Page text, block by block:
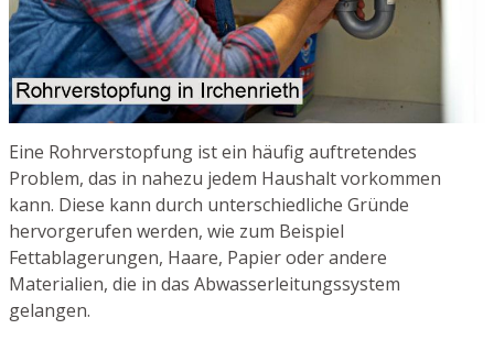
Eine Rohrverstopfung ist ein häufig auftretendes
Problem, das in nahezu jedem Haushalt vorkommen
kann. Diese kann durch unterschiedliche Gründe
hervorgerufen werden, wie zum Beispiel
Fettablagerungen, Haare, Papier oder andere
Materialien, die in das Abwasserleitungssystem
gelangen.